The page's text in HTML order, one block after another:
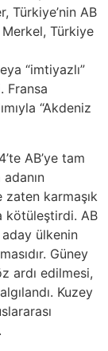
Türkiye’nin AB
Türkiye
“imtiyazlı”
Fransa
“Akdeniz
AB’ye tam
karmaşık
kötüleştirdi. AB
ülkenin
Güney
ardı edilmesi,
Kuzey